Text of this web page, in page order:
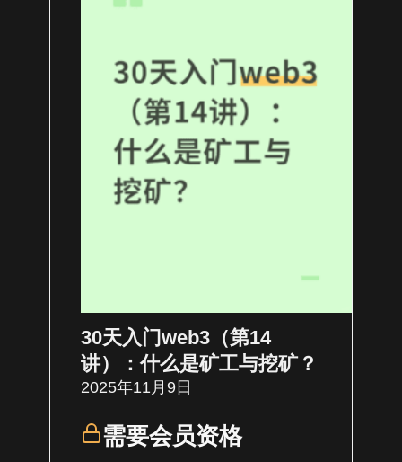
30天入门web3（第14
讲）：什么是矿工与挖矿？
2025年11月9日
需要会员资格